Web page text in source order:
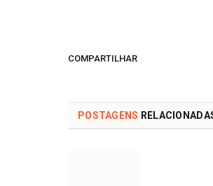
COMPARTILHAR
POSTAGENS